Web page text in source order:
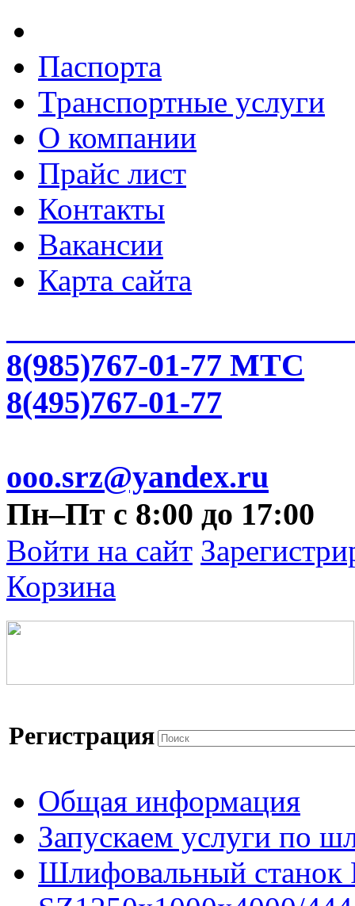
Паспорта
Транспортные услуги
О компании
Прайс лист
Контакты
Вакансии
Карта сайта
8(985)767-01-77 МТС
8(495)767-01-77
ooo.srz@yandex.ru
Пн–Пт с 8:00 до 17:00
Войти на сайт
Корзина
Регистрация
Общая информация
Запускаем услуги по
Шлифовальный